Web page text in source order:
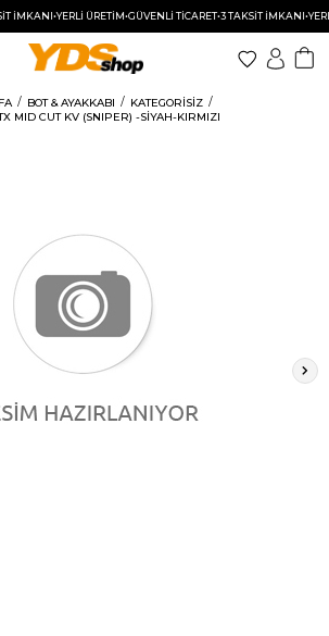
İMKANI•YERLİ ÜRETİM•GÜVENLİ TİCARET•3 TAKSİT İMKANI•YERLİ
BOT & AYAKKABI
KATEGORISIZ
MID CUT KV (SNIPER) -SİYAH-KIRMIZI